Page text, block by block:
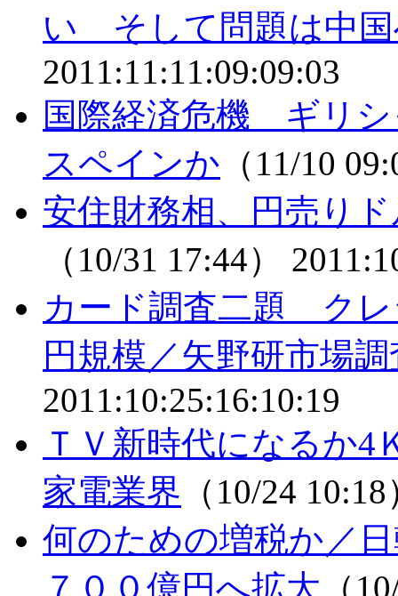
い そして問題は中
2011:11:11:09:09:03
国際経済危機 ギリ
スペインか （11/10
安住財務相、円売り
（10/31 17:44）
カード調査二題 ク
円規模／矢野研市場調
2011:10:25:16:10:19
ＴＶ新時代になる
家電業界 （10/24
何のための増税か／
７００億円へ拡大 （